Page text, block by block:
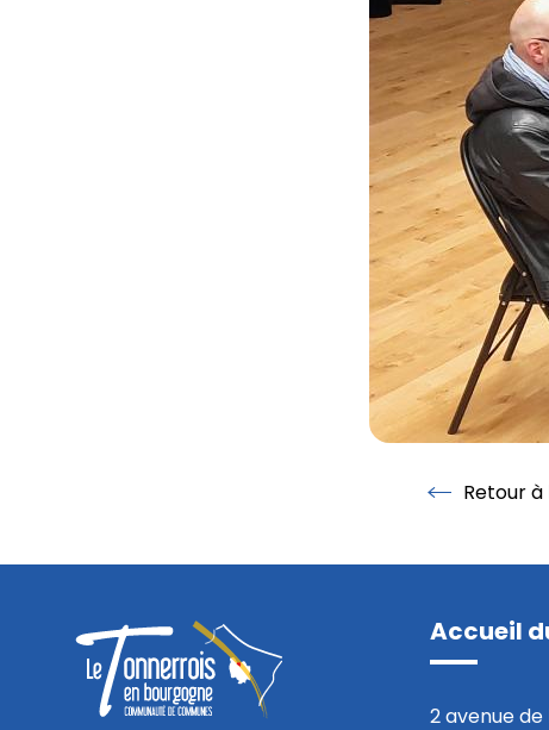
Retour à la
Retour à
Accueil
2 avenue de